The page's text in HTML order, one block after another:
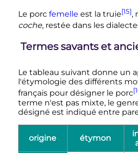
Le porc femelle est la truie[15],
coche, restée dans les
Termes savants et
Le tableau suivant donne un
l'étymologie des différents
français pour désigner le porc
terme n'est pas mixte, le
désigné est indiqué entre
origine étymon